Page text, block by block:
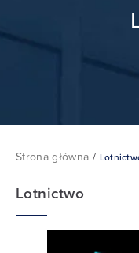
Strona główna /
Lotnictwo